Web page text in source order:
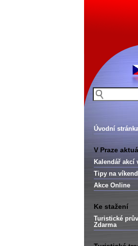
Úvodní
V Praze
Kalendář akcí
Tipy na víkend
Akce Online
Ke stažení
Turistické
Zdarma